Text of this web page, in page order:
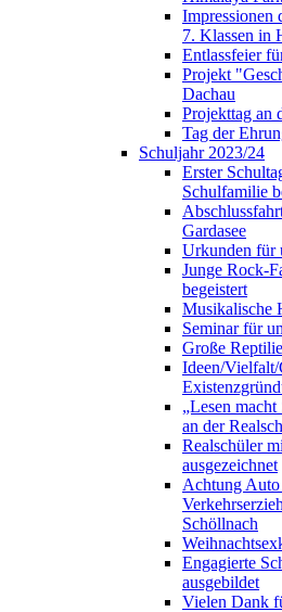
Impressionen
7. Klassen in
Entlassfeier
Projekt
Dachau
Projekttag an
Tag der
Schuljahr 2023/24
Erster
Schulfamilie
Gardasee
Urkunden für
Junge Rock-
begeistert
Musikalische
Seminar für
Große
Ideen/Vielfalt/
„Lesen
an der
Realschüler
ausgezeichnet
Achtung
Schöllnach
Engagierte
ausgebildet
Vielen Dank